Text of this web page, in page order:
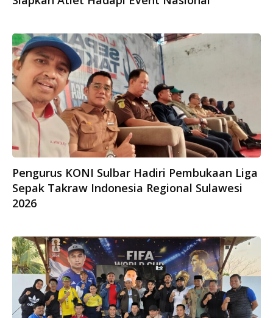
Pengurus KONI Sulbar Hadiri Pembukaan Liga
Sepak Takraw Indonesia Regional Sulawesi
2026